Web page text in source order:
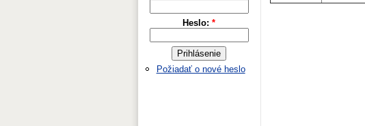
Heslo: *
Požiadať o nové heslo